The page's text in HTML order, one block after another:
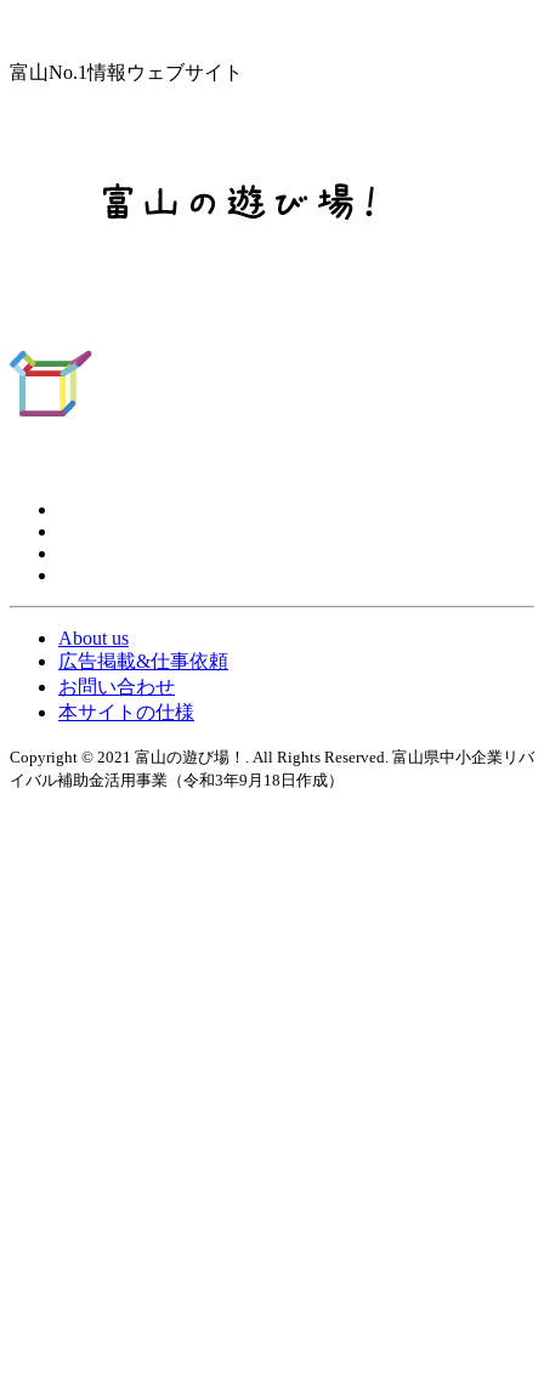
富山No.1情報ウェブサイト
About us
広告掲載&仕事依頼
お問い合わせ
本サイトの仕様
Copyright © 2021 富山の遊び場！. All Rights Reserved. 富山県中小企業リバ
イバル補助金活用事業（令和3年9月18日作成）